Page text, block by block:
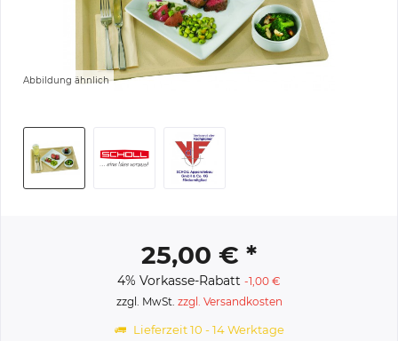
Abbildung ähnlich
25,00 € *
4% Vorkasse-Rabatt -1,00 €
zzgl. MwSt. zzgl. Versandkosten
Lieferzeit 10 - 14 Werktage